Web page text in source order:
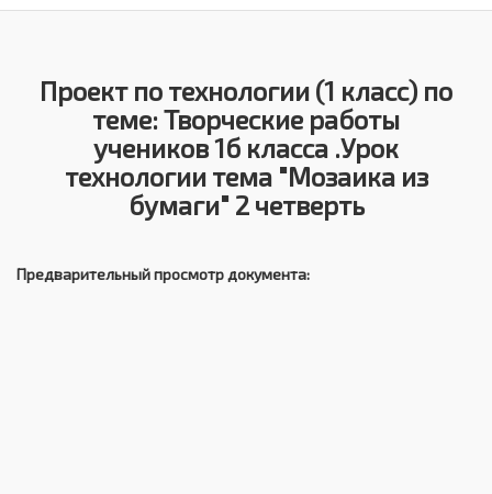
Проект по технологии (1 класс) по
теме: Творческие работы
учеников 1б класса .Урок
технологии тема "Мозаика из
бумаги" 2 четверть
Предварительный просмотр документа: